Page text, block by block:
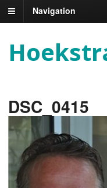
Navigation
DSC_0415